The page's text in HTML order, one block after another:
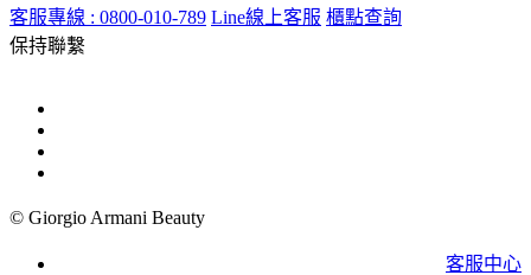
客服專線 : 0800-010-789 Line線上客服 櫃點查詢
保持聯繫
© Giorgio Armani Beauty
客服中心